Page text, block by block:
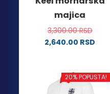
stranici
proizvoda.
majica
3,300.00RSD
2,640.00 RSD
ima
više
20% POPUSTA!